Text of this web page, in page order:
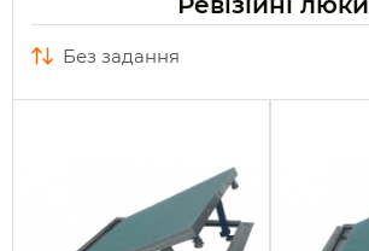
без задання